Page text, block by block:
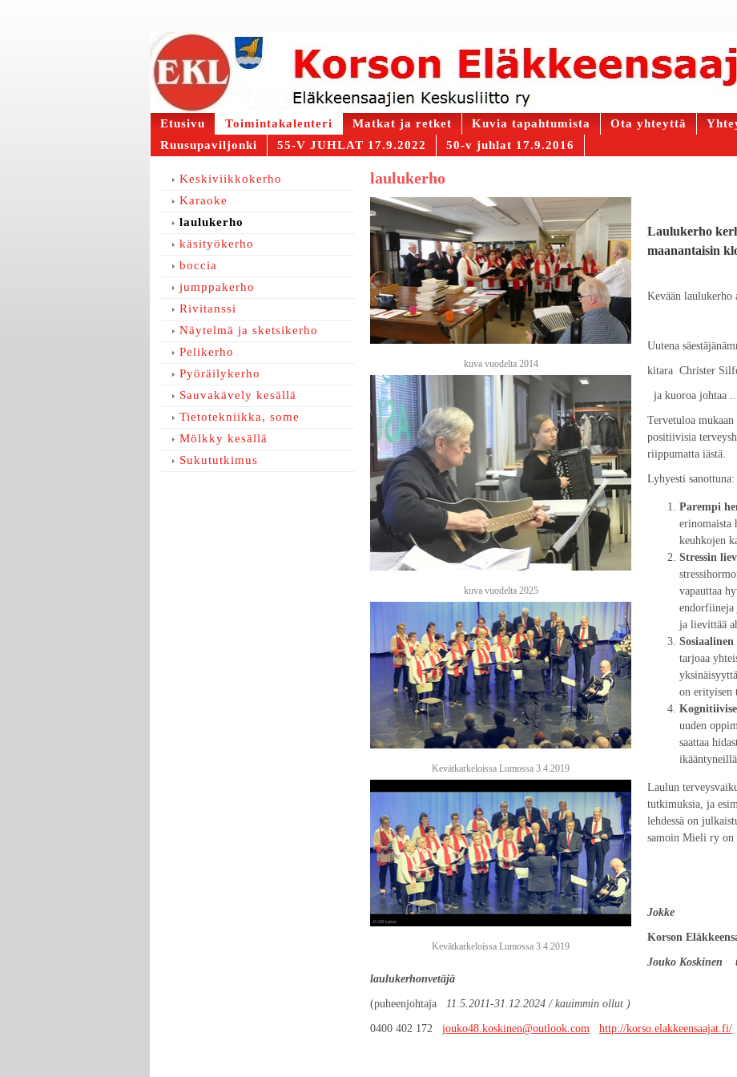
Etusivu Toimintakalenteri Matkat ja retket Kuvia tapahtumista Ota yhteyttä
Ruusupaviljonki
55-V JUHLAT 17.9.2022 50-v juhlat 17.9.2016
laulukerho
kuva vuodelta 2014
kuva vuodelta 2025
Kevätkarkeloissa Lumossa 3.4.2019
Kevätkarkeloissa Lumossa 3.4.2019
Laulukerho
maanantaisin
Kevään laulukerho
Uutena
kitara Christer
ja kuoroa johtaa
Tervetuloa
positiivisia
riippumatta iästä.
Lyhyesti sanottuna:
Parempi
erinomaista
keuhkojen
Stressin
vapauttaa
endorfiineja
ja lievittää
tarjoaa
on erityisen
uuden
saattaa
Laulun
tutkimuksia, ja
lehdessä on
samoin Mieli ry on
Jokke
Korson
Jouko Koskinen
laulukerhonvetäjä
(puheenjohtaja 11.5.2011-31.12.2024 / kauimmin ollut )
0400 402 172 jouko48.koskinen@outlook.com http://korso.elakkeensaajat.fi/
Keskiviikkokerho
Karaoke
laulukerho
käsityökerho
boccia
jumppakerho
Rivitanssi
Näytelmä ja sketsikerho
Pelikerho
Pyöräilykerho
Sauvakävely kesällä
Tietotekniikka, some
Mölkky kesällä
Sukututkimus